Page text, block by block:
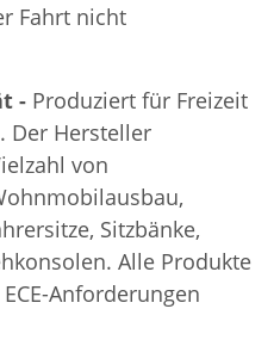
Fahrt nicht
- Produziert für Freizeit
Der Hersteller
von
Sitzbänke,
Alle Produkte
Anforderungen